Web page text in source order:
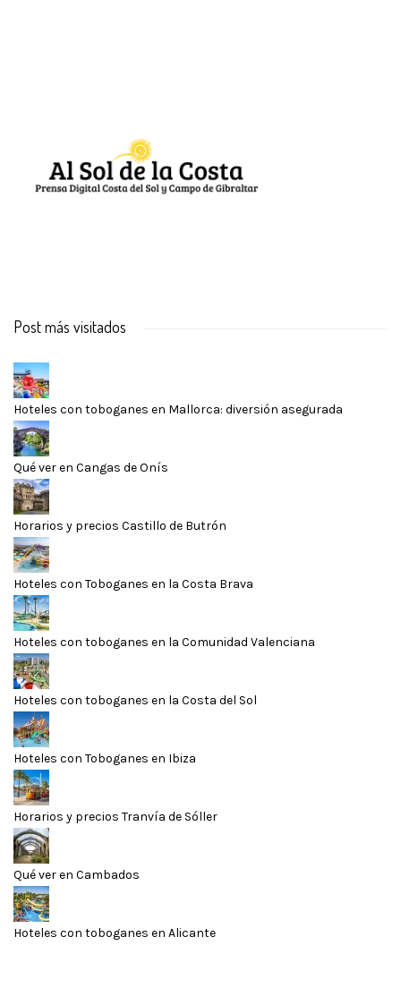
Post más visitados
Hoteles con toboganes en Mallorca: diversión asegurada
Qué ver en Cangas de Onís
Horarios y precios Castillo de Butrón
Hoteles con Toboganes en la Costa Brava
Hoteles con toboganes en la Comunidad Valenciana
Hoteles con toboganes en la Costa del Sol
Hoteles con Toboganes en Ibiza
Horarios y precios Tranvía de Sóller
Qué ver en Cambados
Hoteles con toboganes en Alicante